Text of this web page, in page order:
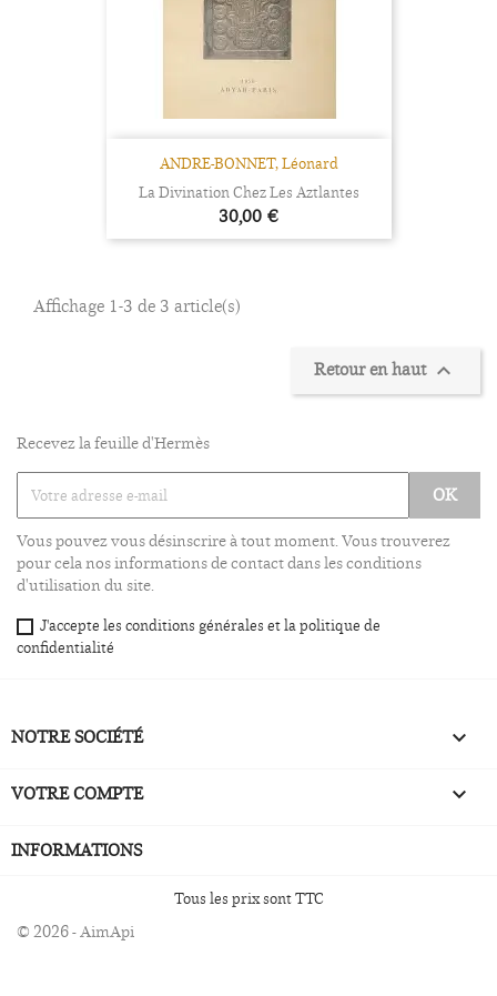
ANDRE-BONNET, Léonard
La Divination Chez Les Aztlantes
Prix
30,00 €
Affichage 1-3 de 3 article(s)
Retour en haut 
Recevez la feuille d'Hermès
Vous pouvez vous désinscrire à tout moment. Vous trouverez
pour cela nos informations de contact dans les conditions
d'utilisation du site.
J'accepte les conditions générales et la politique de
confidentialité
NOTRE SOCIÉTÉ 
VOTRE COMPTE 
INFORMATIONS
Tous les prix sont TTC
© 2026 - AimApi